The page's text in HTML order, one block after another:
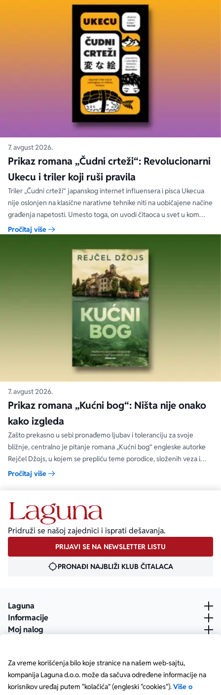
Za vreme korišćenja bilo koje stranice na našem web-sajtu,
kompanija Laguna d.o.o. može da sačuva određene informacije na
korisnikov uređaj putem "kolačića" (engleski "cookies").Više o
7. avgust 2026.
Prikaz romana „Čudni crteži“: Revolucionarni
Ukecu i triler koji ruši pravila
Triler „Čudni crteži“ japanskog internet influensera i pisca Ukecua
nije oslonjen na klasične narativne tehnike niti na uobičajene načine
građenja napetosti. Umesto toga, on uvodi čitaoca u svet u kom
priložene ilustracije govore više od reči, a ono što je nacrtano često
Pročitaj više
7. avgust 2026.
Prikaz romana „Kućni bog“: Ništa nije onako
kako izgleda
Zašto prekasno u sebi pronađemo ljubav i toleranciju za svoje
bližnje, centralno je pitanje romana „Kućni bog“ engleske autorke
Rejčel Džojs, u kojem se prepliću teme porodice, složenih veza i
umetnosti.
Pročitaj više
Pridruži se našoj zajednici i isprati dešavanja.
PRIJAVI SE NA NEWSLETTER LISTU
PRONAĐI NAJBLIŽI KLUB ČITALACA
Laguna
Informacije
Moj nalog